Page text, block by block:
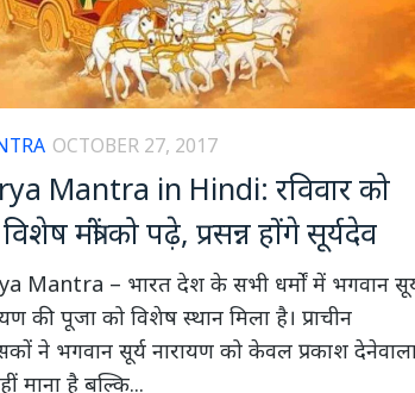
OCTOBER 27, 2017
Mantra in Hindi: रविवार को
मंत्रों को पढ़े, प्रसन्न होंगे सूर्यदेव
Mantra – भारत देश के सभी धर्मों में भगवान
की पूजा को विशेष स्थान मिला है। प्राचीन
ने भगवान सूर्य नारायण को केवल प्रकाश
माना है बल्कि...